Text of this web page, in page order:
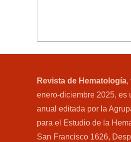
Revista de Hematología,
enero-diciembre 2025, es
anual editada por la
para el Estudio de la
San Francisco 1626,